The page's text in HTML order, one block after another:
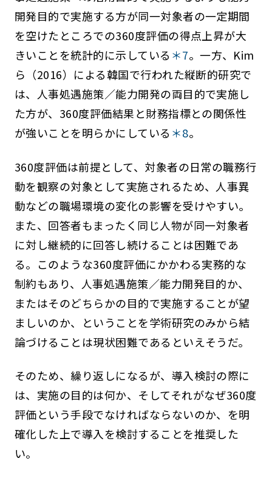
開発目的で実施する方が同一対象者の一定期間
を空けたところでの360度評価の得点上昇が大
きいことを統計的に示している ＊7。一方、Kim
ら（2016）による韓国で行われた縦断的研究で
は、人事処遇施策／能力開発の両目的で実施し
た方が、360度評価結果と財務指標との関係性
が強いことを明らかにしている ＊8。
360度評価は前提として、対象者の日常の職務行
動を観察の対象として実施されるため、人事異
動などの職場環境の変化の影響を受けやすい。
また、回答者もまったく同じ人物が同一対象者
に対し継続的に回答し続けることは困難であ
る。このような360度評価にかかわる実務的な
制約もあり、人事処遇施策／能力開発目的か、
またはそのどちらかの目的で実施することが望
ましいのか、ということを学術研究のみから結
論づけることは現状困難であるといえそうだ。
そのため、繰り返しになるが、導入検討の際に
は、実施の目的は何か、そしてそれがなぜ360度
評価という手段でなければならないのか、を明
確化した上で導入を検討することを推奨した
い。